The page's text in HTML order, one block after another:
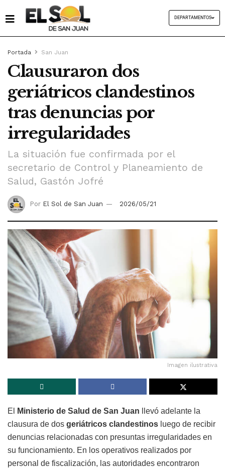
DEPARTAMENTOS
Portada San Juan
Clausuraron dos
geriátricos clandestinos
tras denuncias por
irregularidades
La situación fue confirmada por el
secretario de Control y Planeamiento de
Salud, Gastón Jofré
Por El Sol de San Juan 2026/05/21
Imagen ilustrativa
El Ministerio de Salud de San Juan llevó adelante la
clausura de dos geriátricos clandestinos luego de recibir
denuncias relacionadas con presuntas irregularidades en
su funcionamiento. En los operativos realizados por
personal de fiscalización, las autoridades encontraron